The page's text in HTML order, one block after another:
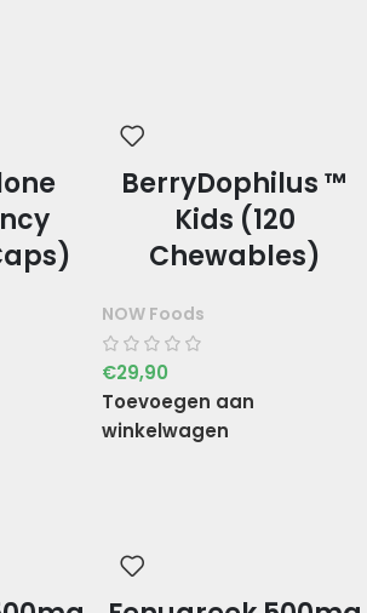
BerryDophilus ™
Kids (120
Chewables)
NOW Foods
€29,90
Toevoegen aan
winkelwagen